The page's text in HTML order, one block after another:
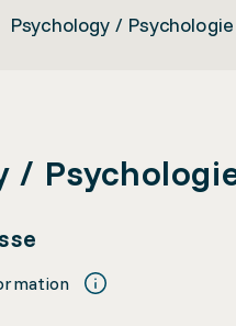
Psychology / Psychologie
/